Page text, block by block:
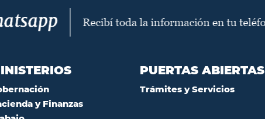
y Finanzas
PUERTAS ABIERTAS
Trámites y Servicios